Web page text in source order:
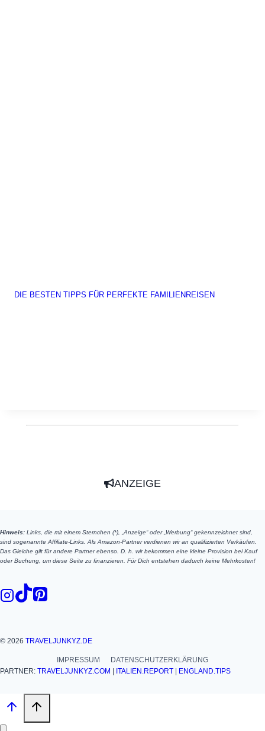
DIE BESTEN TIPPS FÜR PERFEKTE FAMILIENREISEN
ANZEIGE
Hinweis: Links, die mit einem Sternchen (*), „Anzeige“ oder „Werbung“ gekennzeichnet sind,
sind sogenannte Affiliate-Links. Als Amazon-Partner verdienen wir an qualifizierten Verkäufen.
Das Gleiche gilt für andere Partner ebenso. D. h. wir bekommen eine kleine Provision bei Kauf
oder Buchung, um diese Seite zu finanzieren. Für Dich entstehen dadurch keine Mehrkosten!
© 2026 TRAVELJUNKYZ.DE
IMPRESSUM
DATENSCHUTZERKLÄRUNG
PARTNER: TRAVELJUNKYZ.COM | ITALIEN.REPORT | ENGLAND.TIPS